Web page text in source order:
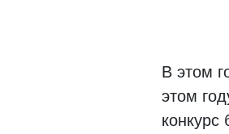
В этом
этом